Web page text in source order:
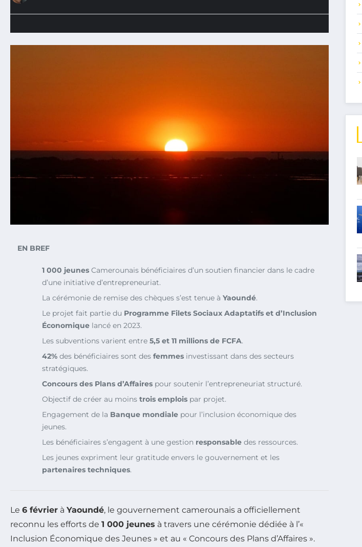
EN BREF
1 000 jeunes Camerounais bénéficiaires d’un soutien financier dans le cadre
d’une initiative d’entrepreneuriat.
La cérémonie de remise des chèques s’est tenue à Yaoundé.
Le projet fait partie du Programme Filets Sociaux Adaptatifs et d’Inclusion
Économique lancé en 2023.
Les subventions varient entre 5,5 et 11 millions de FCFA.
42% des bénéficiaires sont des femmes investissant dans des secteurs
stratégiques.
Concours des Plans d’Affaires pour soutenir l’entrepreneuriat structuré.
Objectif de créer au moins trois emplois par projet.
Engagement de la Banque mondiale pour l’inclusion économique des
jeunes.
Les bénéficiaires s’engagent à une gestion responsable des ressources.
Les jeunes expriment leur gratitude envers le gouvernement et les
partenaires techniques.
Le 6 février à Yaoundé, le gouvernement camerounais a officiellement
reconnu les efforts de 1 000 jeunes à travers une cérémonie dédiée à l’«
Inclusion Économique des Jeunes » et au « Concours des Plans d’Affaires ».